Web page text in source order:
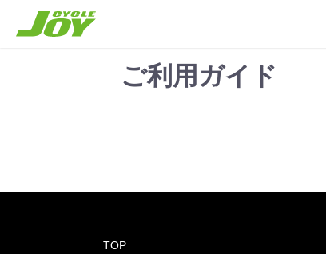
ご利用ガイド
TOP